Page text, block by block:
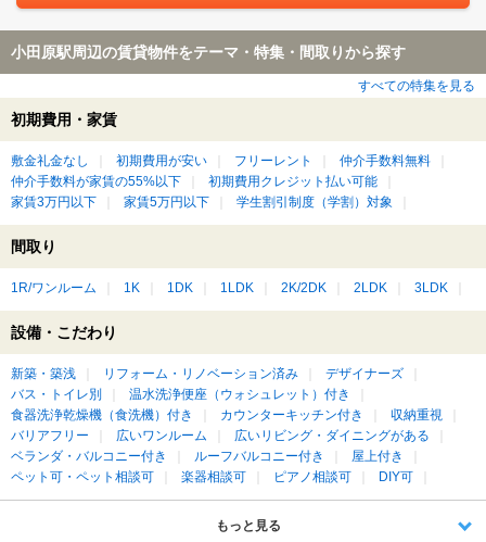
小田原駅周辺の賃貸物件をテーマ・特集・間取りから探す
すべての特集を見る
初期費用・家賃
敷金礼金なし 初期費用が安い フリーレント
仲介手数料無料
仲介手数料が家賃の55%以下
初期費用クレジット払い可能
家賃3万円以下
家賃5万円以下 学生割引制度（学割）対象
間取り
1R/ワンルーム 1K 1DK 1LDK 2K/2DK 2LDK 3LDK
設備・こだわり
新築・築浅 リフォーム・リノベーション済み
デザイナーズ
バス・トイレ別
温水洗浄便座（ウォシュレット）付き
食器洗浄乾燥機（食洗機）付き
カウンターキッチン付き
収納重視
バリアフリー
広いワンルーム
広いリビング・ダイニングがある
ベランダ・バルコニー付き
ルーフバルコニー付き
屋上付き
ペット可・ペット相談可
楽器相談可 ピアノ相談可 DIY可
もっと見る